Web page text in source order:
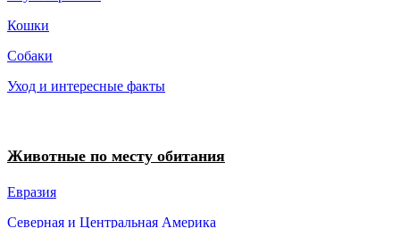
Кошки
Собаки
Уход и интересные факты
Животные по месту обитания
Евразия
Северная и Центральная Америка